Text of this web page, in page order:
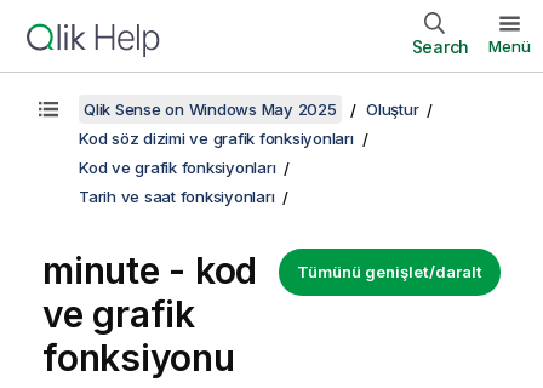
Search Menü
Qlik Sense on Windows May 2025
Oluştur
Kod söz dizimi ve grafik fonksiyonları
Kod ve grafik fonksiyonları
Tarih ve saat fonksiyonları
Tümünü genişlet/daralt
minute - kod
ve grafik
fonksiyonu